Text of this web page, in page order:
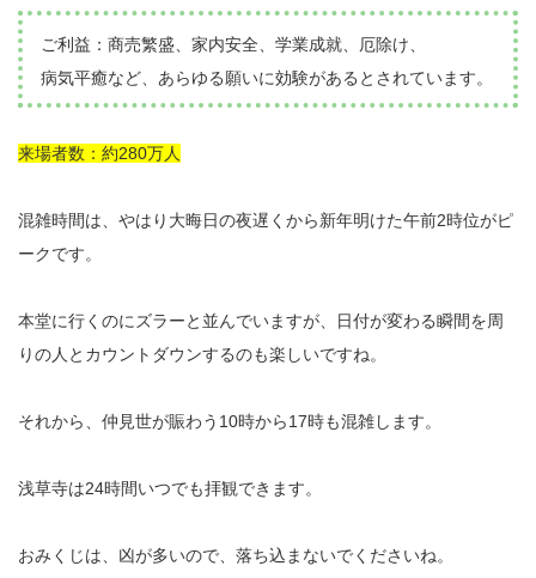
ご利益：商売繁盛、家内安全、学業成就、厄除け、
病気平癒など、あらゆる願いに効験があるとされています。
来場者数：約280万人
混雑時間は、やはり大晦日の夜遅くから新年明けた午前2時位がピ
ークです。
本堂に行くのにズラーと並んでいますが、日付が変わる瞬間を周
りの人とカウントダウンするのも楽しいですね。
それから、仲見世が賑わう10時から17時も混雑します。
浅草寺は24時間いつでも拝観できます。
おみくじは、凶が多いので、落ち込まないでくださいね。